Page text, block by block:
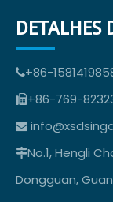
DETALHES
+86-
+86-769-

No.1, Hengli
Dongguan,